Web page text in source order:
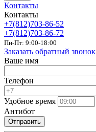
Контакты
Контакты
+7(812)703-86-52
+7(812)703-86-72
Пн-Пт: 9:00-18:00
Заказать обратный звонок
Ваше имя
Телефон
Удобное время
Антибот
Отправить